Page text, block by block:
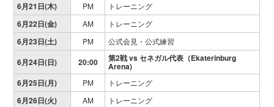
6月21日(木) PM トレーニング
6月22日(金) AM トレーニング
6月23日(土) PM 公式会見・公式練習
6月24日(日) 20:00 第2戦vs セネガル代表（Ekaterinburg
Arena)
6月25日(月)
PM トレーニング
6月26日(火) AM トレーニング